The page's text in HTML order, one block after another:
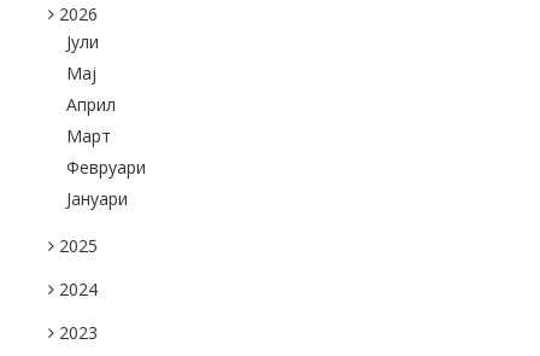
2026
Јули
Maj
Април
Март
Февруари
Јануари
2025
2024
2023